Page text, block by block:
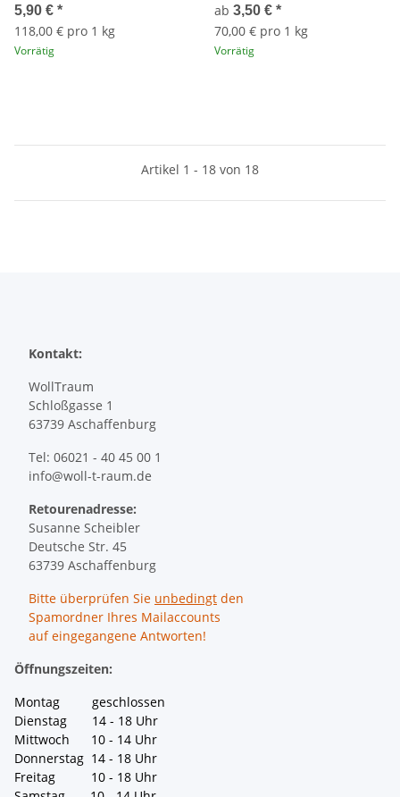
5,90 € *
118,00 € pro 1 kg
Vorrätig
ab 3,50 € *
70,00 € pro 1 kg
Vorrätig
Artikel 1 - 18 von 18
Kontakt:
WollTraum
Schloßgasse 1
63739 Aschaffenburg
Tel: 06021 - 40 45 00 1
info@woll-t-raum.de
Retourenadresse:
Susanne Scheibler
Deutsche Str. 45
63739 Aschaffenburg
Bitte überprüfen Sie unbedingt den
Spamordner Ihres Mailaccounts
auf eingegangene Antworten!
Öffnungszeiten:
Montag geschlossen
Dienstag 14 - 18 Uhr
Mittwoch 10 - 14 Uhr
Donnerstag 14 - 18 Uhr
Freitag 10 - 18 Uhr